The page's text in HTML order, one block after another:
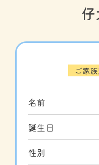
ご家
名前
誕生日
性別